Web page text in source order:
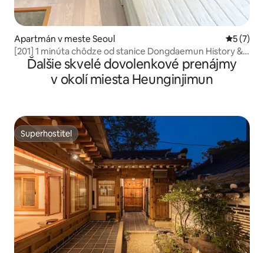
Apartmán v meste Seoul
5 (7)
[201] 1 minúta chôdze od stanice Dongdaemun History &
Culture Park / Útulné ubytovanie vedľa detského ihriska v
centre mesta
Ďalšie skvelé dovolenkové prenájmy
v okolí miesta Heunginjimun
Superhostiteľ
Superhostiteľ